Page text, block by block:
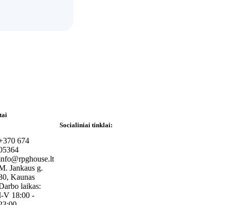
674
Jankaus g.
Kaunas
laikas:
V 18:00 -
Socialiniai tinklai: